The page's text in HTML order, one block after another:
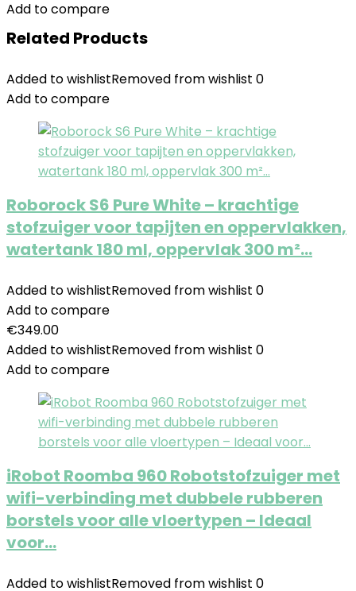
Add to compare
Related Products
Added to wishlistRemoved from wishlist 0
Add to compare
Roborock S6 Pure White – krachtige
stofzuiger voor tapijten en oppervlakken,
watertank 180 ml, oppervlak 300 m²…
Added to wishlistRemoved from wishlist 0
Add to compare
€349.00
Added to wishlistRemoved from wishlist 0
Add to compare
iRobot Roomba 960 Robotstofzuiger met
wifi-verbinding met dubbele rubberen
borstels voor alle vloertypen – Ideaal
voor…
Added to wishlistRemoved from wishlist 0